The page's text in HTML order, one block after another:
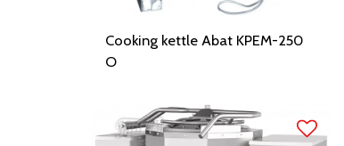
Cooking kettle Abat KPEM-250
O